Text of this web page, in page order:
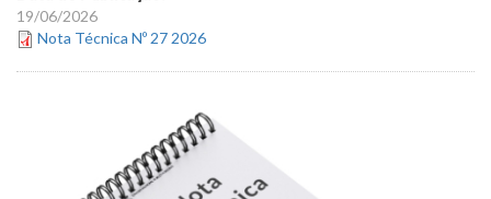
19/06/2026
Nota Técnica Nº 27 2026